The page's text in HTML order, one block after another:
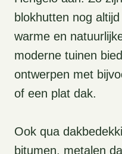
blokhutten nog
warme en
moderne tuinen
ontwerpen met
of een plat dak.
Ook qua
bitumen, metalen